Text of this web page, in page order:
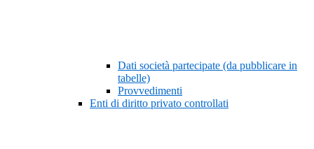
Dati società partecipate (da pubblicare in
tabelle)
Provvedimenti
Enti di diritto privato controllati